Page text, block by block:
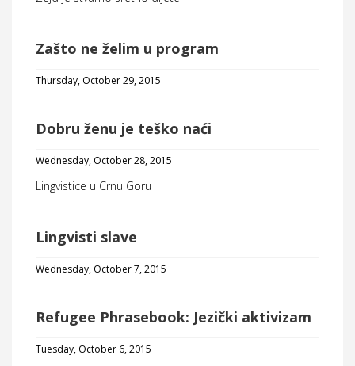
Zašto ne želim u program
Thursday, October 29, 2015
Dobru ženu je teško naći
Wednesday, October 28, 2015
Lingvistice u Crnu Goru
Lingvisti slave
Wednesday, October 7, 2015
Refugee Phrasebook: Jezički aktivizam
Tuesday, October 6, 2015